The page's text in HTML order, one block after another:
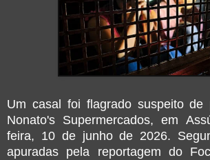
Um casal foi flagrado suspeito de
Nonato's Supermercados, em
feira, 10 de junho de 2026.
apuradas pela reportagem do